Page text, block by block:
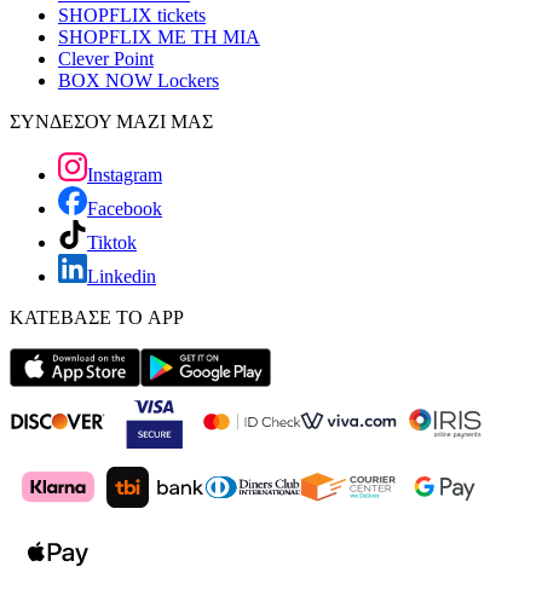
SHOPFLIX tickets
SHOPFLIX ΜΕ ΤΗ ΜΙΑ
Clever Point
BOX NOW Lockers
ΣΥΝΔΕΣΟΥ ΜΑΖΙ ΜΑΣ
Instagram
Facebook
Tiktok
Linkedin
ΚΑΤΕΒΑΣΕ ΤΟ APP